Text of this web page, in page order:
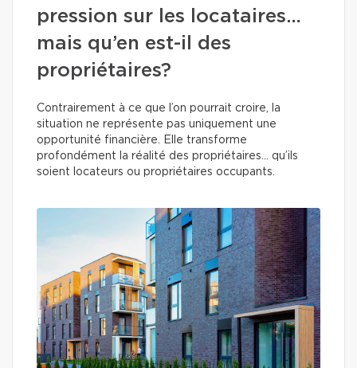
pression sur les locataires…
mais qu’en est-il des
propriétaires?
Contrairement à ce que l’on pourrait croire, la
situation ne représente pas uniquement une
opportunité financière. Elle transforme
profondément la réalité des propriétaires… qu’ils
soient locateurs ou propriétaires occupants.